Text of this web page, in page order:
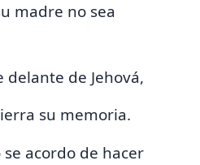
madre no sea
delante de Jehová,
su memoria.
acordo de hacer